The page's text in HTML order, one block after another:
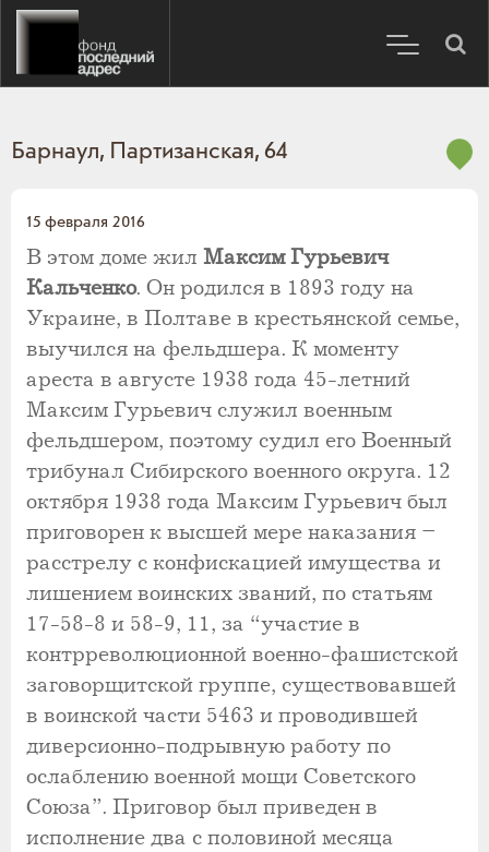
Барнаул, Партизанская, 64
15 февраля 2016
В этом доме жил Максим Гурьевич
Кальченко. Он родился в 1893 году на
Украине, в Полтаве в крестьянской семье,
выучился на фельдшера. К моменту
ареста в августе 1938 года 45-летний
Максим Гурьевич служил военным
фельдшером, поэтому судил его Военный
трибунал Сибирского военного округа. 12
октября 1938 года Максим Гурьевич был
приговорен к высшей мере наказания –
расстрелу с конфискацией имущества и
лишением воинских званий, по статьям
17-58-8 и 58-9, 11, за “участие в
контрреволюционной военно-фашистской
заговорщитской группе, существовавшей
в воинской части 5463 и проводившей
диверсионно-подрывную работу по
ослаблению военной мощи Советского
Союза”. Приговор был приведен в
исполнение два с половиной месяца